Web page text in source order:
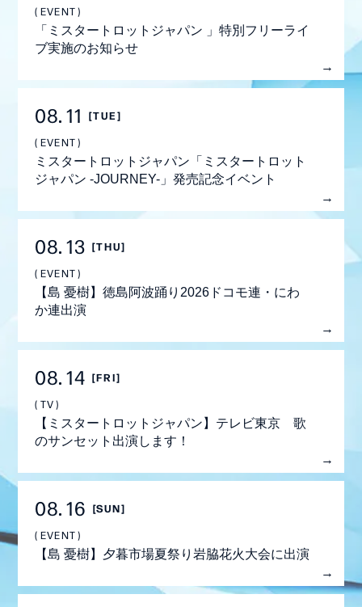
STAFF REPORT
MEMBER BLOG
MOVIE
生配信
EVENT
「ミスタートロットジャパン 」特別フリーライ
ブ実施のお知らせ
08 11 [TUE]
EVENT
ミスタートロットジャパン「ミスタートロット
ジャパン -JOURNEY-」発売記念イベント
08 13 [THU]
EVENT
【島 憂樹】徳島阿波踊り2026ドコモ連・にわ
か連出演
08 14 [FRI]
TV
【ミスタートロットジャパン】テレビ東京 歌
のサンセット出演します！
08 16 [SUN]
EVENT
【島 憂樹】夕暮市場夏祭り岩脇花火大会に出演